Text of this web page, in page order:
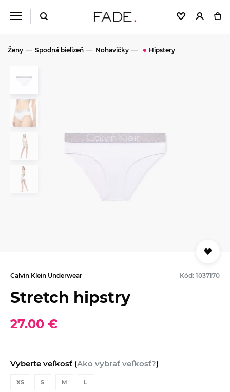
Ženy Spodná bielizeň Nohavičky Hipstery
Calvin Klein Underwear Kód: 1037170
Stretch hipstry
27.00 €
Vyberte veľkosť (Ako vybrať veľkosť?)
XS S M L